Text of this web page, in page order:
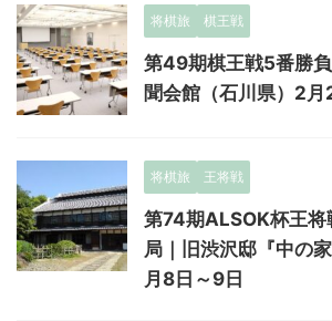
将棋旅 棋王戦
第49期棋王戦5番勝
聞会館（石川県）2月
将棋旅 王将戦
第74期ALSOK杯王将
局｜旧渋沢邸『中の
月8日～9日